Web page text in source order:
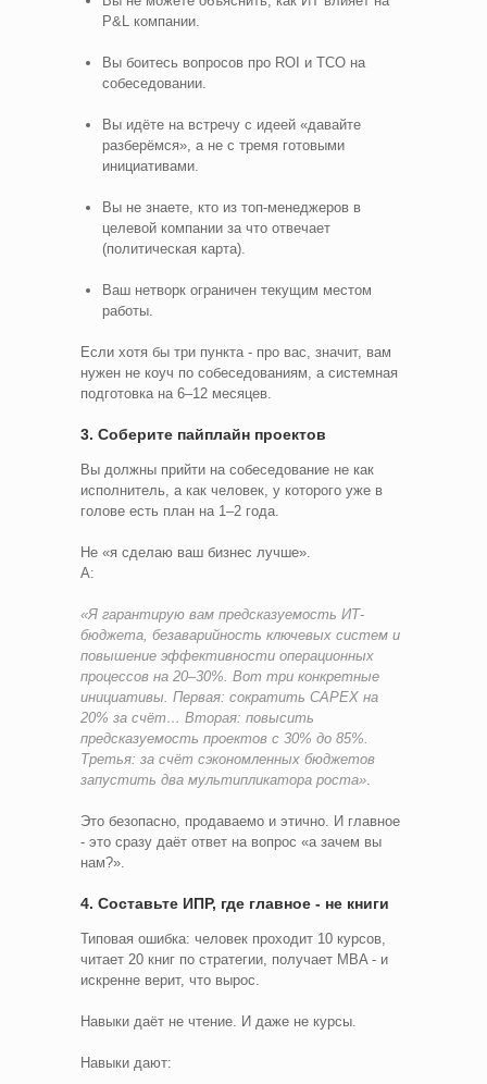
P&L компании.
Вы боитесь вопросов про ROI и TCO на
собеседовании.
Вы идёте на встречу с идеей «давайте
разберёмся», а не с тремя готовыми
инициативами.
Вы не знаете, кто из топ-менеджеров в
целевой компании за что отвечает
(политическая карта).
Ваш нетворк ограничен текущим местом
работы.
Если хотя бы три пункта - про вас, значит, вам
нужен не коуч по собеседованиям, а системная
подготовка на 6–12 месяцев.
3. Соберите пайплайн проектов
Вы должны прийти на собеседование не как
исполнитель, а как человек, у которого уже в
голове есть план на 1–2 года.
Не «я сделаю ваш бизнес лучше».
А:
«Я гарантирую вам предсказуемость ИТ-
бюджета, безаварийность ключевых систем и
повышение эффективности операционных
процессов на 20–30%. Вот три конкретные
инициативы. Первая: сократить CAPEX на
20% за счёт… Вторая: повысить
предсказуемость проектов с 30% до 85%.
Третья: за счёт сэкономленных бюджетов
запустить два мультипликатора роста»
Это безопасно, продаваемо и этично. И главное
- это сразу даёт ответ на вопрос «а зачем вы
нам?».
4. Составьте ИПР, где главное - не книги
Типовая ошибка: человек проходит 10 курсов,
читает 20 книг по стратегии, получает MBA - и
искренне верит, что вырос.
Навыки даёт не чтение. И даже не курсы.
Навыки дают: